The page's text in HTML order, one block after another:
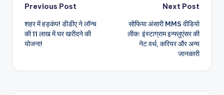
Post
navigation
Previous Post
शहर में हड़कंप! डीडीए ने लॉन्च
की 11 लाख में घर खरीदने की
योजना!
Next Post
सोफिया अंसारी MMS वीडियो
लीक: इंस्टाग्राम इन्फ्लुएंसर की
नेट वर्थ, करियर और अन्य
जानकारी